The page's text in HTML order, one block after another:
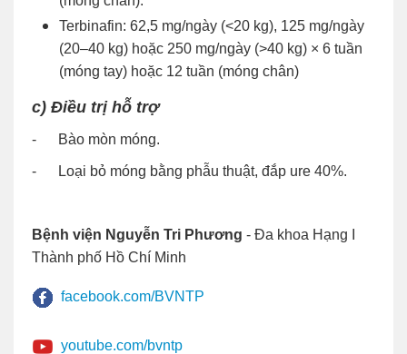
Terbinafin: 62,5 mg/ngày (<20 kg), 125 mg/ngày
(20–40 kg) hoặc 250 mg/ngày (>40 kg) × 6 tuần
(móng tay) hoặc 12 tuần (móng chân)
c) Điều trị hỗ trợ
- Bào mòn móng.
- Loại bỏ móng bằng phẫu thuật, đắp ure 40%.
Bệnh viện Nguyễn Tri Phương - Đa khoa Hạng I
Thành phố Hồ Chí Minh
facebook.com/BVNTP
youtube.com/bvntp